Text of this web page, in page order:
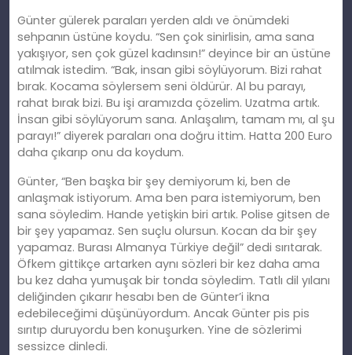
Günter gülerek paraları yerden aldı ve önümdeki
sehpanın üstüne koydu. “Sen çok sinirlisin, ama sana
yakışıyor, sen çok güzel kadınsın!” deyince bir an üstüne
atılmak istedim. “Bak, insan gibi söylüyorum. Bizi rahat
bırak. Kocama söylersem seni öldürür. Al bu parayı,
rahat bırak bizi. Bu işi aramızda çözelim. Uzatma artık.
İnsan gibi söylüyorum sana. Anlaşalım, tamam mı, al şu
parayı!” diyerek paraları ona doğru ittim. Hatta 200 Euro
daha çıkarıp onu da koydum.
Günter, “Ben başka bir şey demiyorum ki, ben de
anlaşmak istiyorum. Ama ben para istemiyorum, ben
sana söyledim. Hande yetişkin biri artık. Polise gitsen de
bir şey yapamaz. Sen suçlu olursun. Kocan da bir şey
yapamaz. Burası Almanya Türkiye değil” dedi sırıtarak.
Öfkem gittikçe artarken aynı sözleri bir kez daha ama
bu kez daha yumuşak bir tonda söyledim. Tatlı dil yılanı
deliğinden çıkarır hesabı ben de Günter’i ikna
edebileceğimi düşünüyordum. Ancak Günter pis pis
sırıtıp duruyordu ben konuşurken. Yine de sözlerimi
sessizce dinledi.